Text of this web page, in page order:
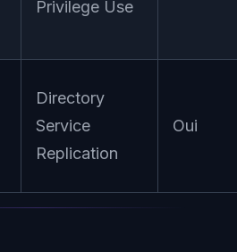
Privilege Use
Directory
Service
Replication
Oui